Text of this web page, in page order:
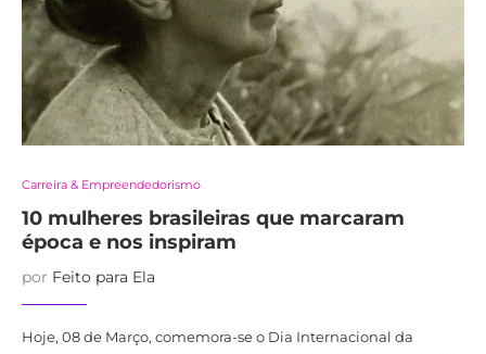
Carreira & Empreendedorismo
10 mulheres brasileiras que marcaram
época e nos inspiram
por Feito para Ela
Hoje, 08 de Março, comemora-se o Dia Internacional da